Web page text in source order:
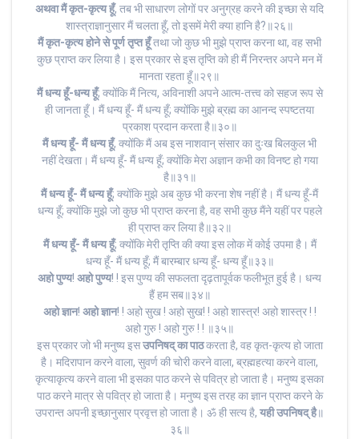
अथवा मैं कृत-कृत्य हूँ, तब भी साधारण लोगों पर अनुग्रह करने की इच्छा से यदि
शास्त्राज्ञानुसार मैं चलता हूँ, तो इसमें मेरी क्या हानि है?॥२६॥
मैं कृत-कृत्य होने से पूर्ण तृप्त हूँतथा जो कुछ भी मुझे प्राप्त करना था, वह सभी
कुछ प्राप्त कर लिया है। इस प्रकार से इस तृप्ति को ही मैं निरन्तर अपने मन में
मानता रहता हूँ॥२९॥
मैं धन्य हूँ-धन्य हूँ; क्योंकि मैं नित्य, अविनाशी अपने आत्म-तत्त्व को सहज रूप से
ही जानता हूँ। मैं धन्य हूँ- मैं धन्य हूँ; क्योंकि मुझे ब्रह्म का आनन्द स्पष्टतया
प्रकाश प्रदान करता है॥३०॥
मैं धन्य हूँ- मैं धन्य हूँ, क्योंकि मैं अब इस नाशवान् संसार का दुःख बिलकुल भी
नहीं देखता। मैं धन्य हूँ- मैं धन्य हूँ; क्योंकि मेरा अज्ञान कभी का विनष्ट हो गया
है॥३१॥
मैं धन्य हूँ- मैं धन्य हूँ; क्योंकि मुझे अब कुछ भी करना शेष नहीं है। मैं धन्य हूँ-मैं
धन्य हूँ; क्योंकि मुझे जो कुछ भी प्राप्त करना है, वह सभी कुछ मैंने यहीं पर पहले
ही प्राप्त कर लिया है॥३२॥
मैं धन्य हूँ- मैं धन्य हूँ; क्योंकि मेरी तृप्ति की क्या इस लोक में कोई उपमा है। मैं
धन्य हूँ- मैं धन्य हूँ; मैं बारम्बार धन्य हूँ- धन्य हूँ॥३३॥
अहो पुण्य! अहो पुण्य! ! इस पुण्य की सफलता दृढ़तापूर्वक फलीभूत हुई है। धन्य
हैं हम सब॥३४॥
अहो ज्ञान! अहो ज्ञान! ! अहो सुख ! अहो सुख! ! अहो शास्त्र! अहो शास्त्र ! !
अहो गुरु ! अहो गुरु ! ! ॥३५॥
इस प्रकार जो भी मनुष्य इसउपनिषद् का पाठकरता है, वह कृत-कृत्य हो जाता
है। मदिरापान करने वाला, सुवर्ण की चोरी करने वाला, ब्रह्महत्या करने वाला,
कृत्याकृत्य करने वाला भी इसका पाठ करने से पवित्र हो जाता है। मनुष्य इसका
पाठ करने मात्र से पवित्र हो जाता है। मनुष्य इस तरह का ज्ञान प्राप्त करने के
उपरान्त अपनी इच्छानुसार प्रवृत्त हो जाता है। ॐ ही सत्य है, यही उपनिषद् है॥
३६॥